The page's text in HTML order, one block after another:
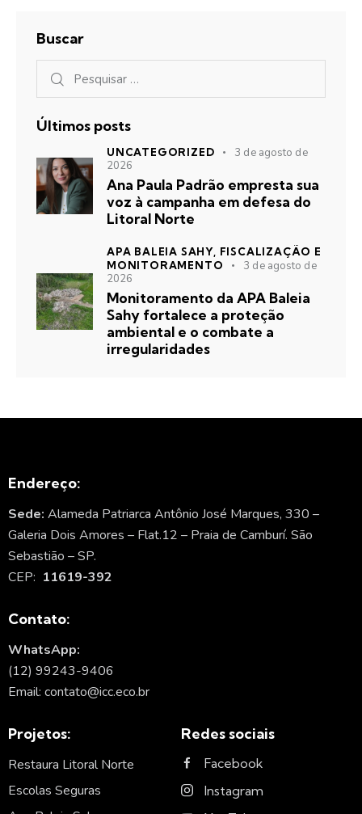
Buscar
Últimos posts
UNCATEGORIZED
3 de agosto de
2026
Ana Paula Padrão empresta sua
voz à campanha em defesa do
Litoral Norte
APA BALEIA SAHY, FISCALIZAÇÃO E
MONITORAMENTO
3 de agosto de
2026
Monitoramento da APA Baleia
Sahy fortalece a proteção
ambiental e o combate a
irregularidades
Endereço:
Sede: Alameda Patriarca Antônio José Marques, 330 –
Galeria Dois Amores – Flat.12 – Praia de Camburí. São
Sebastião – SP.
CEP: 11619-392
Contato:
WhatsApp:
(12) 99243-9406
Email: contato@icc.eco.br
Projetos:
Restaura Litoral Norte
Escolas Seguras
Redes sociais
Facebook
Instagram